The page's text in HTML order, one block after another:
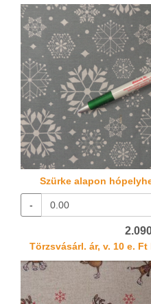
Szürke alapon
-
Törzsvásárl. ár, v. 10 e.